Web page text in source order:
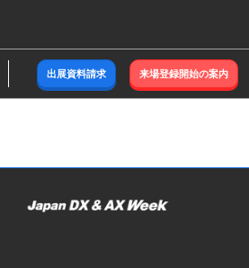
出展資料請求 来場登録開始の案内